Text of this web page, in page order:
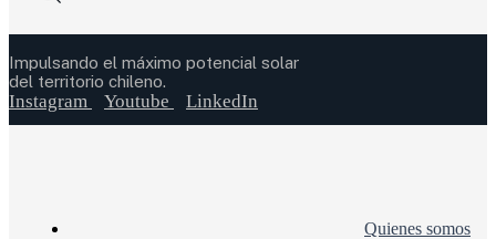
Impulsando el máximo potencial solar
del territorio chileno.
Instagram Youtube LinkedIn
Quienes somos